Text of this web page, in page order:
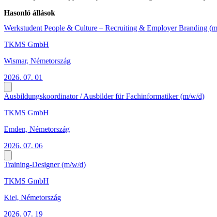
Hasonló állások
Werkstudent People & Culture – Recruiting & Employer Branding
TKMS GmbH
Wismar, Németország
2026. 07. 01
Ausbildungskoordinator / Ausbilder für Fachinformatiker (m/w/d)
TKMS GmbH
Emden, Németország
2026. 07. 06
Training-Designer (m/w/d)
TKMS GmbH
Kiel, Németország
2026. 07. 19